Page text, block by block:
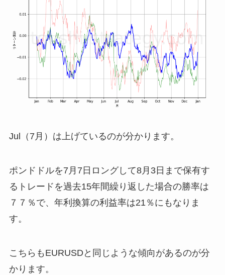
Jul（7月）は上げているのが分かります。
ポンドドルを7月7日ロングして8月3日まで保有す
るトレードを過去15年間繰り返した場合の勝率は
７７％で、年利換算の利益率は21％にもなりま
す。
こちらもEURUSDと同じような傾向があるのが分
かります。